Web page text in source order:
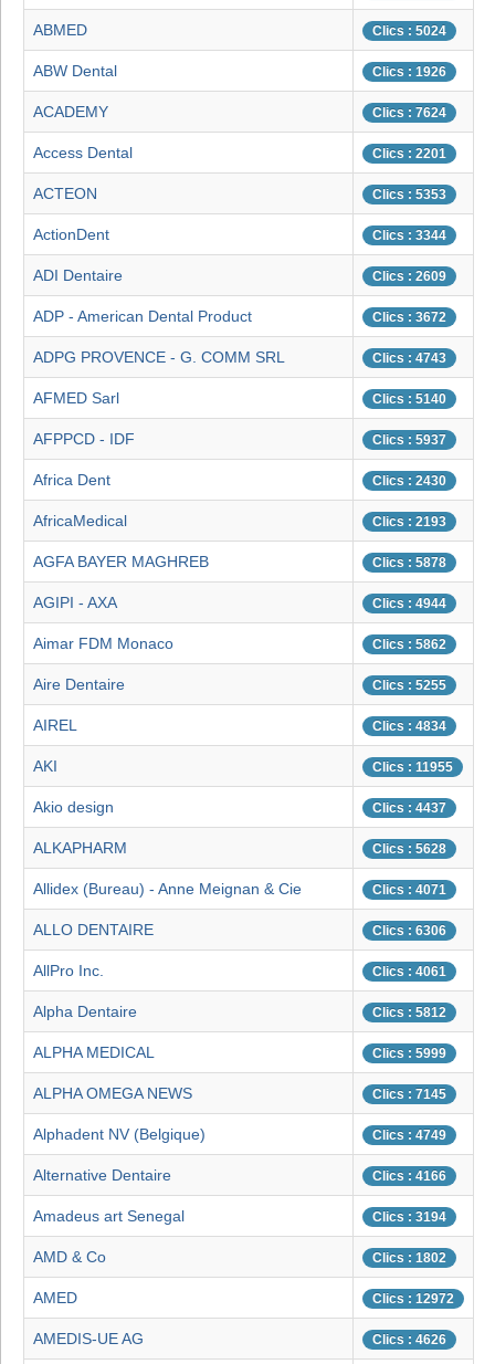
ABMED Clics : 5024
ABW Dental Clics : 1926
ACADEMY Clics : 7624
Access Dental Clics : 2201
ACTEON Clics : 5353
ActionDent Clics : 3344
ADI Dentaire Clics : 2609
ADP - American Dental Product Clics : 3672
ADPG PROVENCE - G. COMM SRL Clics : 4743
AFMED Sarl Clics : 5140
AFPPCD - IDF Clics : 5937
Africa Dent Clics : 2430
AfricaMedical Clics : 2193
AGFA BAYER MAGHREB Clics : 5878
AGIPI - AXA Clics : 4944
Aimar FDM Monaco Clics : 5862
Aire Dentaire Clics : 5255
AIREL Clics : 4834
AKI Clics : 11955
Akio design Clics : 4437
ALKAPHARM Clics : 5628
Allidex (Bureau) - Anne Meignan & Cie Clics : 4071
ALLO DENTAIRE Clics : 6306
AllPro Inc. Clics : 4061
Alpha Dentaire Clics : 5812
ALPHA MEDICAL Clics : 5999
ALPHA OMEGA NEWS Clics : 7145
Alphadent NV (Belgique) Clics : 4749
Alternative Dentaire Clics : 4166
Amadeus art Senegal Clics : 3194
AMD & Co Clics : 1802
AMED Clics : 12972
AMEDIS-UE AG Clics : 4626